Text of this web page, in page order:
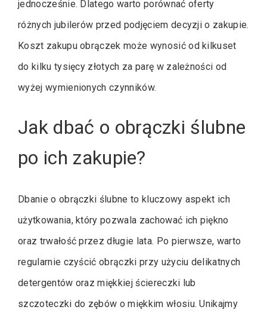
jednocześnie. Dlatego warto porównać oferty
różnych jubilerów przed podjęciem decyzji o zakupie.
Koszt zakupu obrączek może wynosić od kilkuset
do kilku tysięcy złotych za parę w zależności od
wyżej wymienionych czynników.
Jak dbać o obrączki ślubne
po ich zakupie?
Dbanie o obrączki ślubne to kluczowy aspekt ich
użytkowania, który pozwala zachować ich piękno
oraz trwałość przez długie lata. Po pierwsze, warto
regularnie czyścić obrączki przy użyciu delikatnych
detergentów oraz miękkiej ściereczki lub
szczoteczki do zębów o miękkim włosiu. Unikajmy